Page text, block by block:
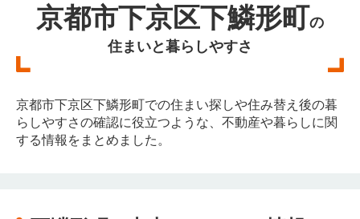
京都市下京区下鱗形町の
住まいと暮らしやすさ
京都市下京区下鱗形町での住まい探しや住み替え後の暮
らしやすさの確認に役立つような、不動産や暮らしに関
する情報をまとめました。